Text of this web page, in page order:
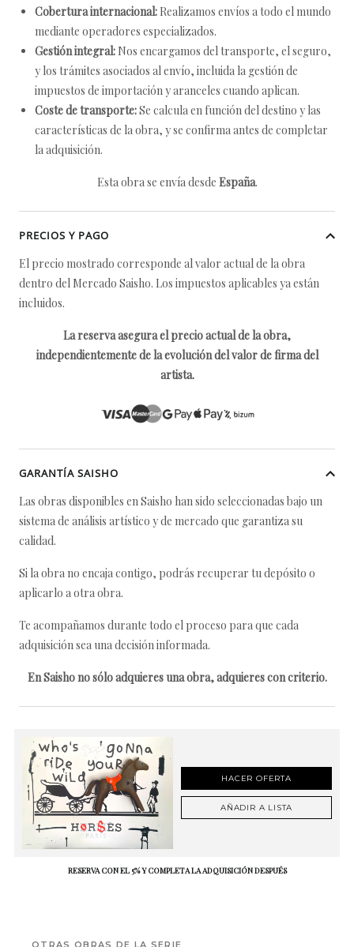
Cobertura internacional: Realizamos envíos a todo el mundo
mediante operadores especializados.
Gestión integral: Nos encargamos del transporte, el seguro,
y los trámites asociados al envío, incluida la gestión de
impuestos de importación y aranceles cuando aplican.
Coste de transporte:Se calcula en función del destino y las
características de la obra, y se confirma antes de completar
la adquisición.
Esta obra se envía desde España.
PRECIOS Y PAGO
El precio mostrado corresponde al valor actual de la obra
dentro del Mercado Saisho. Los impuestos aplicables ya están
incluidos.
La reserva asegura el precio actual de la obra,
independientemente de la evolución del valor de firma del
artista.
GARANTÍA SAISHO
Las obras disponibles en Saisho han sido seleccionadas bajo un
sistema de análisis artístico y de mercado que garantiza su
calidad.
Si la obra no encaja contigo, podrás recuperar tu depósito o
aplicarlo a otra obra.
Te acompañamos durante todo el proceso para que cada
adquisición sea una decisión informada.
En Saisho no sólo adquieres una obra, adquieres con criterio.
HACER OFERTA
AÑADIR A LISTA
RESERVA CON EL 5% Y COMPLETA LA ADQUISICIÓN DESPUÉS
OTRAS OBRAS DE LA SERIE